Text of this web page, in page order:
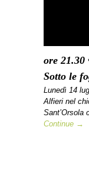
ore
Sotto le
Lunedì 14
Alfieri nel
Sant’Orsola
Continue →